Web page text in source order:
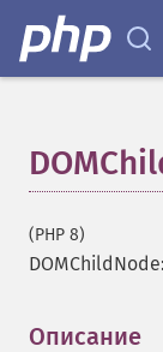
(PHP 8)
Описание